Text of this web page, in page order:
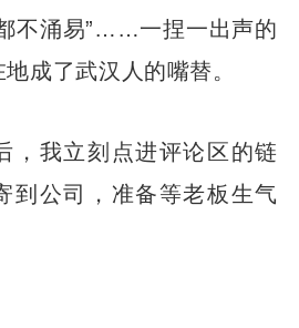
不涌易”……一捏一出声的
成了武汉人的嘴替。
我立刻点进评论区的链
到公司，准备等老板生气